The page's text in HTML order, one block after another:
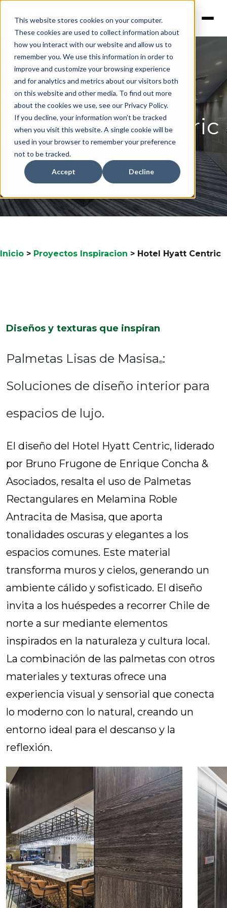
This website stores cookies on your computer.
These cookies are used to collect information about
how you interact with our website and allow us to
remember you. We use this information in order to
improve and customize your browsing experience
and for analytics and metrics about our visitors both
on this website and other media. To find out more
about the cookies we use, see our Privacy Policy.
If you decline, your information won’t be tracked
when you visit this website. A single cookie will be
used in your browser to remember your preference
not to be tracked.
Accept Decline
Hotel Hyatt Centric
Inicio > Proyectos Inspiracion > Hotel Hyatt Centric
Diseños y texturas que inspiran
Palmetas Lisas de Masisa®:
Soluciones de diseño interior para
espacios de lujo.
El diseño del Hotel Hyatt Centric, liderado
por Bruno Frugone de Enrique Concha &
Asociados, resalta el uso de Palmetas
Rectangulares en Melamina Roble
Antracita de Masisa, que aporta
tonalidades oscuras y elegantes a los
espacios comunes. Este material
transforma muros y cielos, generando un
ambiente cálido y sofisticado. El diseño
invita a los huéspedes a recorrer Chile de
norte a sur mediante elementos
inspirados en la naturaleza y cultura local.
La combinación de las palmetas con otros
materiales y texturas ofrece una
experiencia visual y sensorial que conecta
lo moderno con lo natural, creando un
entorno ideal para el descanso y la
reflexión.